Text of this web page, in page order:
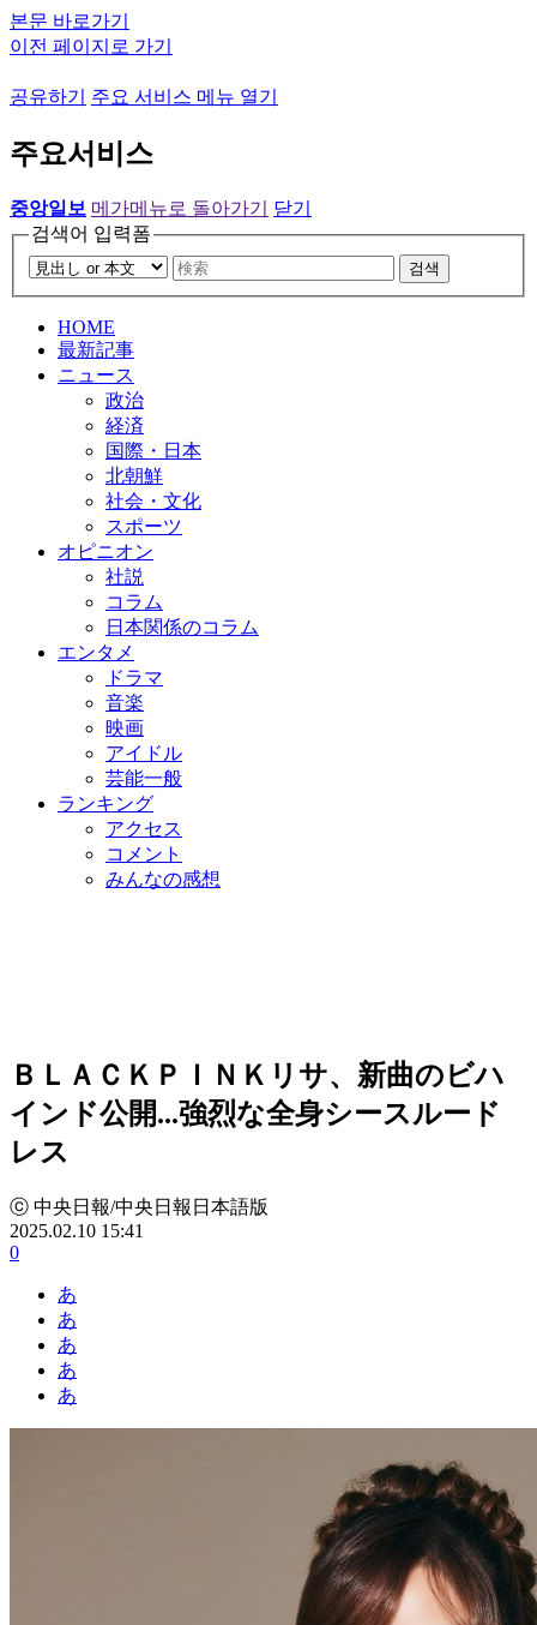
본문 바로가기
이전 페이지로 가기
공유하기 주요 서비스 메뉴 열기
주요서비스
중앙일보 메가메뉴로 돌아가기
닫기
검색어 입력폼
검색
HOME
最新記事
ニュース
政治
経済
国際・日本
北朝鮮
社会・文化
スポーツ
オピニオン
社説
コラム
日本関係のコラム
エンタメ
ドラマ
音楽
映画
アイドル
芸能一般
ランキング
アクセス
コメント
みんなの感想
ＢＬＡＣＫＰＩＮＫリサ、新曲のビハ
インド公開...強烈な全身シースルード
レス
ⓒ 中央日報/中央日報日本語版
2025.02.10 15:41
0
あ
あ
あ
あ
あ